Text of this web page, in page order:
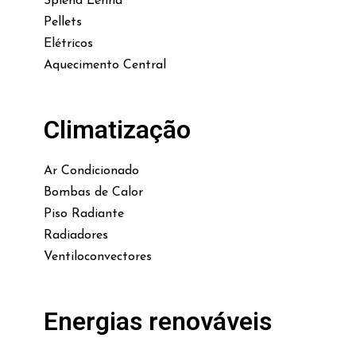
Pellets
Elétricos
Aquecimento Central
Climatização
Ar Condicionado
Bombas de Calor
Piso Radiante
Radiadores
Ventiloconvectores
Energias renováveis